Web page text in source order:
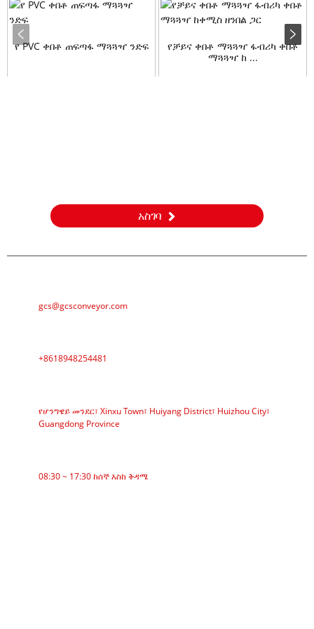
የ PVC ቀበቶ ጠፍጣፋ ማጓጓዣ ንድፍ
የቻይና ቀበቶ ማጓጓዣ ፋብሪካ ቀበቶ
ማጓጓዣ ከ ...
አስገባ
gcs@gcsconveyor.com
+8618948254481
የሆንግዌይ መንደር፣ Xinxu Town፣ Huiyang District፣ Huizhou City፣
Guangdong Province
08:30 ~ 17:30 ከሰኞ እስከ ቅዳሜ